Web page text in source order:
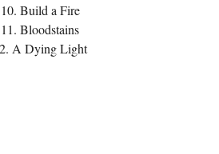
10. Build a Fire
11. Bloodstains
A Dying Light